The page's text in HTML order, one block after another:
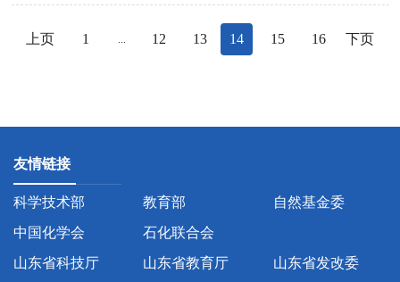
上页 1 ... 12 13 14 15 16 下页
友情链接
科学技术部 教育部
自然基金委
中国化学会
石化联合会
山东省科技厅
山东省教育厅
山东省发改委